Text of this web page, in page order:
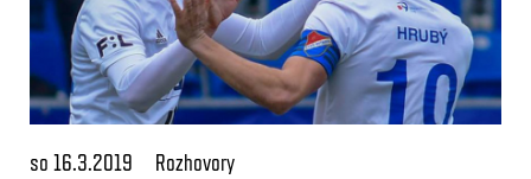
so 16.3.2019 Rozhovory